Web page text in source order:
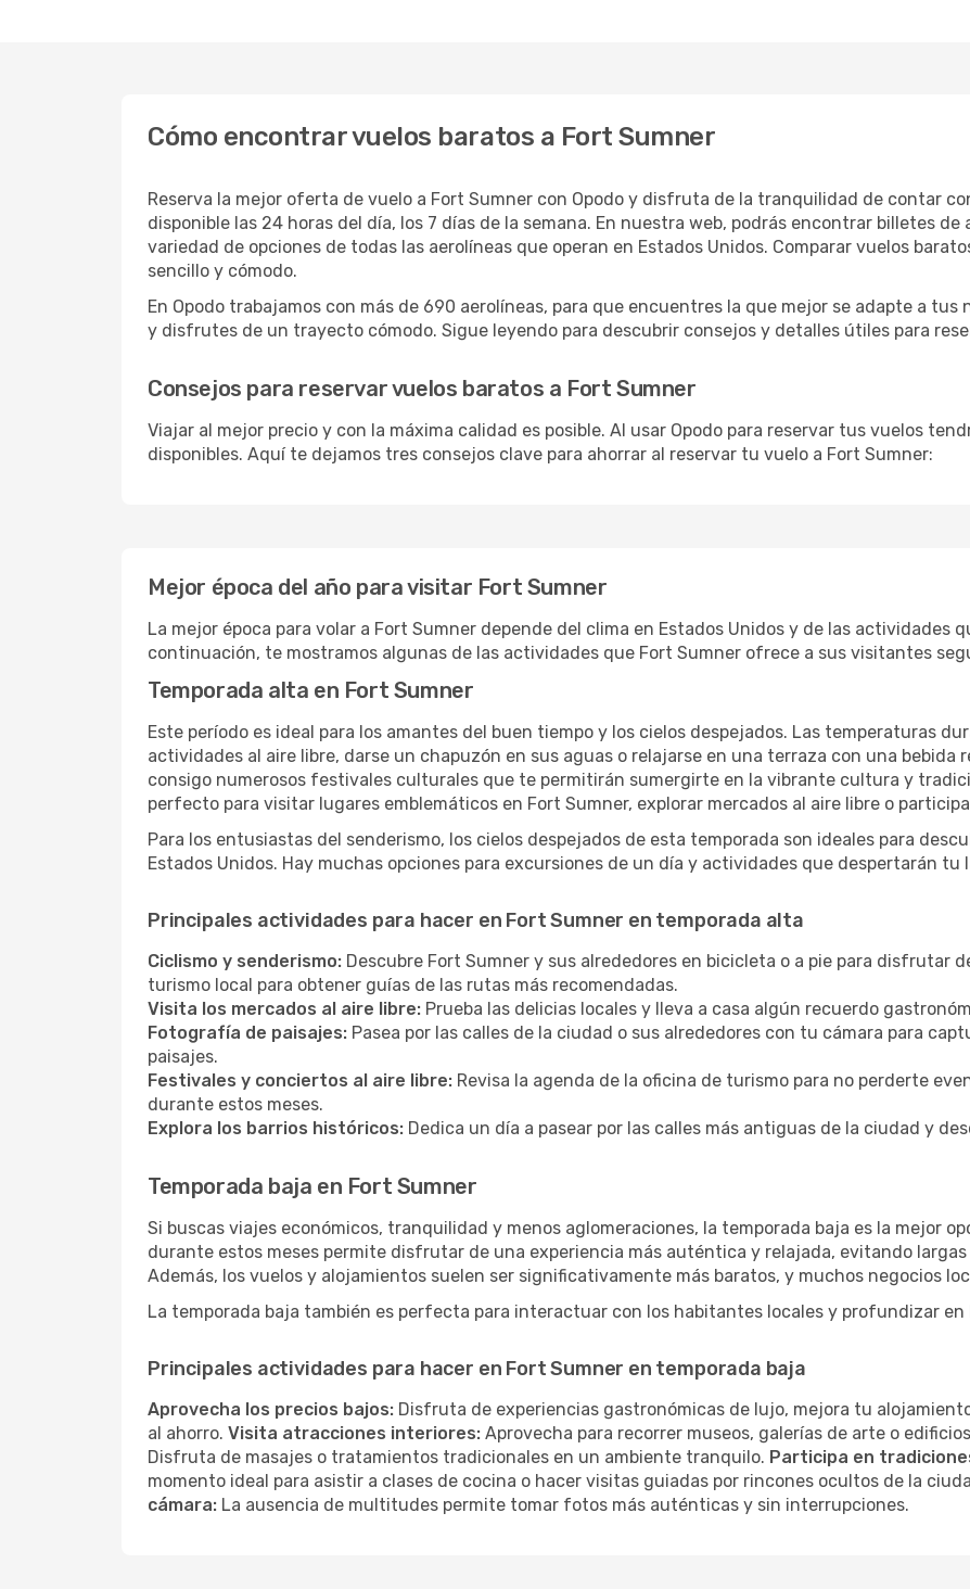
Cómo encontrar vuelos baratos a Fort Sumner
Reserva la mejor oferta de vuelo a Fort Sumner con Opodo y disfruta de la tranquilidad de contar
disponible las 24 horas del día, los 7 días de la semana. En nuestra web, podrás encontrar billetes
variedad de opciones de todas las aerolíneas que operan en Estados Unidos. Comparar vuelos
sencillo y cómodo.
En Opodo trabajamos con más de 690 aerolíneas, para que encuentres la que mejor se adapte a tus
y disfrutes de un trayecto cómodo. Sigue leyendo para descubrir consejos y detalles útiles para
Consejos para reservar vuelos baratos a Fort Sumner
Viajar al mejor precio y con la máxima calidad es posible. Al usar Opodo para reservar tus vuelos
disponibles. Aquí te dejamos tres consejos clave para ahorrar al reservar tu vuelo a Fort Sumner:
Mejor época del año para visitar Fort Sumner
La mejor época para volar a Fort Sumner depende del clima en Estados Unidos y de las actividades
continuación, te mostramos algunas de las actividades que Fort Sumner ofrece a sus visitantes
Temporada alta en Fort Sumner
Este período es ideal para los amantes del buen tiempo y los cielos despejados. Las temperaturas
actividades al aire libre, darse un chapuzón en sus aguas o relajarse en una terraza con una bebida
consigo numerosos festivales culturales que te permitirán sumergirte en la vibrante cultura y
perfecto para visitar lugares emblemáticos en Fort Sumner, explorar mercados al aire libre o
Para los entusiastas del senderismo, los cielos despejados de esta temporada son ideales para
Estados Unidos. Hay muchas opciones para excursiones de un día y actividades que despertarán tu
Principales actividades para hacer en Fort Sumner en temporada alta
Ciclismo y senderismo: Descubre Fort Sumner y sus alrededores en bicicleta o a pie para disfrutar
turismo local para obtener guías de las rutas más recomendadas.
Visita los mercados al aire libre: Prueba las delicias locales y lleva a casa algún recuerdo
Fotografía de paisajes: Pasea por las calles de la ciudad o sus alrededores con tu cámara para
paisajes.
Festivales y conciertos al aire libre: Revisa la agenda de la oficina de turismo para no perderte
durante estos meses.
Explora los barrios históricos: Dedica un día a pasear por las calles más antiguas de la ciudad y
Temporada baja en Fort Sumner
Si buscas viajes económicos, tranquilidad y menos aglomeraciones, la temporada baja es la mejor
durante estos meses permite disfrutar de una experiencia más auténtica y relajada, evitando largas
Además, los vuelos y alojamientos suelen ser significativamente más baratos, y muchos negocios
La temporada baja también es perfecta para interactuar con los habitantes locales y profundizar en
Principales actividades para hacer en Fort Sumner en temporada baja
Aprovecha los precios bajos: Disfruta de experiencias gastronómicas de lujo, mejora tu
al ahorro. Visita atracciones interiores: Aprovecha para recorrer museos, galerías de arte o
Disfruta de masajes o tratamientos tradicionales en un ambiente tranquilo. Participa en
momento ideal para asistir a clases de cocina o hacer visitas guiadas por rincones ocultos de la
cámara: La ausencia de multitudes permite tomar fotos más auténticas y sin interrupciones.